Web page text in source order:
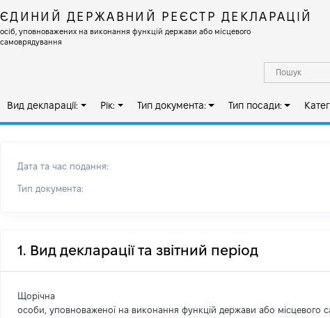
ЄДИНИЙ ДЕРЖАВНИЙ РЕЄСТР ДЕКЛАРАЦІЙ
осіб, уповноважених на виконання функцій держави або місцевого
самоврядування
Вид декларації: Рік: Тип документа: Тип посади:
Дата та час подання:
Тип документа:
1. Вид декларації та звітний період
Щорічна
особи, уповноваженої на виконання функцій держави або місцевого